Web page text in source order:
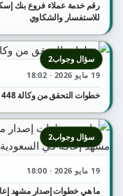
للاستفسار والشكاوي
19 مايو 2026 · 18:02
خطوات التحقق من وكالة 1448 بالخطوات الصحيحة والمتطلبات
سؤال وجواب2
19 مايو 2026 · 18:00
ما هي خطوات إصدار مشهد
سؤال وجواب2